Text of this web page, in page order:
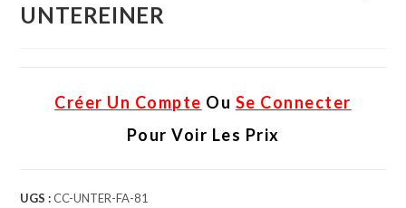
UNTEREINER
Créer Un Compte Ou Se Connecter
Pour Voir Les Prix
UGS :CC-UNTER-FA-81